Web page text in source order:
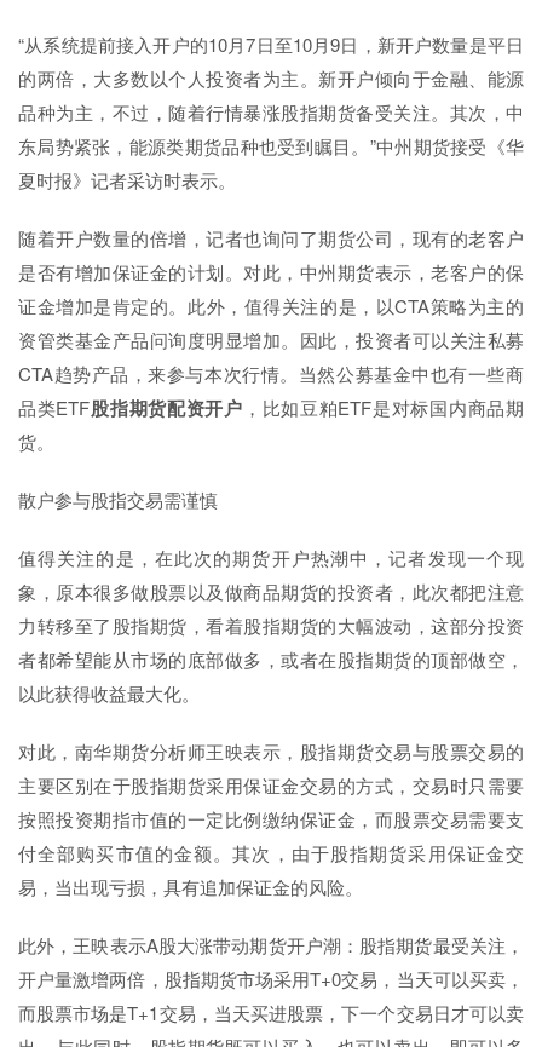
“从系统提前接入开户的10月7日至10月9日，新开户数量是平日
的两倍，大多数以个人投资者为主。新开户倾向于金融、能源
品种为主，不过，随着行情暴涨股指期货备受关注。其次，中
东局势紧张，能源类期货品种也受到瞩目。”中州期货接受《华
夏时报》记者采访时表示。
随着开户数量的倍增，记者也询问了期货公司，现有的老客户
是否有增加保证金的计划。对此，中州期货表示，老客户的保
证金增加是肯定的。此外，值得关注的是，以CTA策略为主的
资管类基金产品问询度明显增加。因此，投资者可以关注私募
CTA趋势产品，来参与本次行情。当然公募基金中也有一些商
品类ETF股指期货配资开户 ，比如豆粕ETF是对标国内商品期
货。
散户参与股指交易需谨慎
值得关注的是，在此次的期货开户热潮中，记者发现一个现
象，原本很多做股票以及做商品期货的投资者，此次都把注意
力转移至了股指期货，看着股指期货的大幅波动，这部分投资
者都希望能从市场的底部做多，或者在股指期货的顶部做空，
以此获得收益最大化。
对此，南华期货分析师王映表示，股指期货交易与股票交易的
主要区别在于股指期货采用保证金交易的方式，交易时只需要
按照投资期指市值的一定比例缴纳保证金，而股票交易需要支
付全部购买市值的金额。其次，由于股指期货采用保证金交
易，当出现亏损，具有追加保证金的风险。
此外，王映表示A股大涨带动期货开户潮：股指期货最受关注，
开户量激增两倍，股指期货市场采用T+0交易，当天可以买卖，
而股票市场是T+1交易，当天买进股票，下一个交易日才可以卖